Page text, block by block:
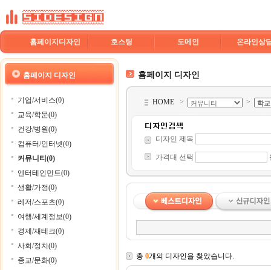
홈페이지디자인 호스팅 도메인 온라인상
홈페이지 디자인
기업/서비스(0)
교육/학문(0)
건강/병원(0)
컴퓨터/인터넷(0)
커뮤니티(0)
엔터테인먼트(0)
생활/가정(0)
레저/스포츠(0)
여행/세계정보(0)
경제/재테크(0)
사회/정치(0)
종교/문화(0)
홈페이지 디자인
HOME > >
디자인 제목
가격대 선택
총 0개의 디자인을 찾았습니다.